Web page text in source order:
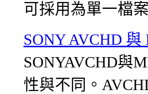
可採用為單一檔
SONY AVCHD
SONYAVCHD與
性與不同。